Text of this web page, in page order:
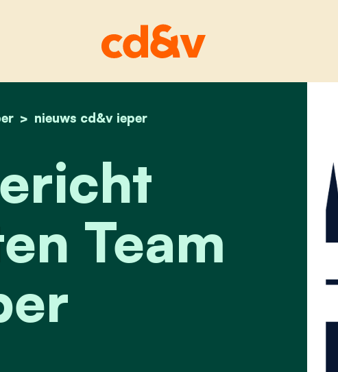
home nieuws cd&v ieper
persbericht kandidaten team ieper
Team